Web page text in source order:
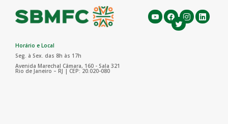
Horário e Local
Seg. à Sex. das 8h às 17h
Avenida Marechal Câmara, 160 - Sala 321
Rio de Janeiro – RJ | CEP: 20.020-080